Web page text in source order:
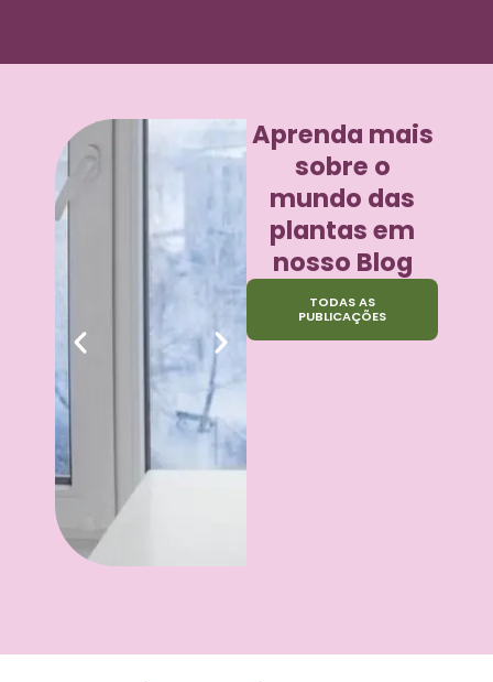
Aprenda mais
sobre o
mundo das
plantas em
nosso Blog
TODAS AS
PUBLICAÇÕES